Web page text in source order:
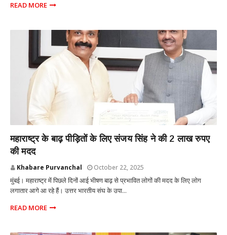
READ MORE
महाराष्ट्र के बाढ़ पीड़ितों के लिए संजय सिंह ने की 2 लाख रुपए
की मदद
Khabare Purvanchal October 22, 2025
मुंबई। महाराष्ट्र में पिछले दिनों आई भीषण बाढ़ से प्रभावित लोगों की मदद के लिए लोग
लगातार आगे आ रहे हैं। उत्तर भारतीय संघ के उपा...
READ MORE